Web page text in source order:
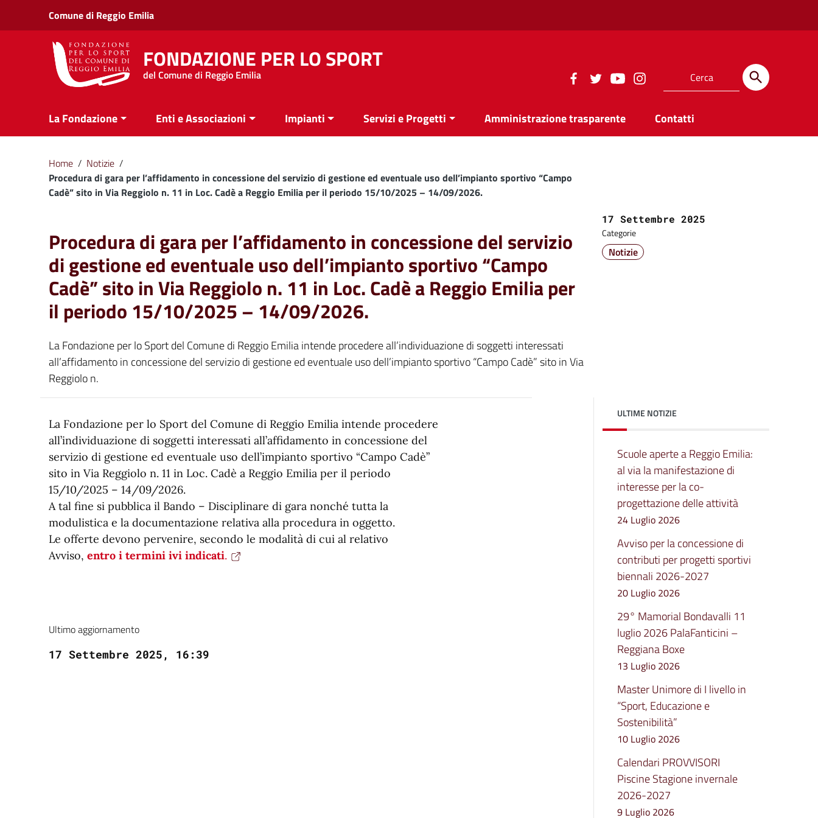
Vai ai contenuti
Vai al menu di navigazione
Vai al footer
Comune di Reggio Emilia
FONDAZIONE PER LO SPORT
del Comune di Reggio Emilia
La Fondazione Enti e Associazioni Impianti Servizi e Progetti Amministrazione trasparente Contatti
Home / Notizie /
Procedura di gara per l’affidamento in concessione del servizio di gestione ed eventuale uso dell’impianto sportivo “Campo
Cadè” sito in Via Reggiolo n. 11 in Loc. Cadè a Reggio Emilia per il periodo 15/10/2025 – 14/09/2026.
Procedura di gara per l’affidamento in concessione del servizio
di gestione ed eventuale uso dell’impianto sportivo “Campo
Cadè” sito in Via Reggiolo n. 11 in Loc. Cadè a Reggio Emilia per
il periodo 15/10/2025 – 14/09/2026.
La Fondazione per lo Sport del Comune di Reggio Emilia intende procedere all’individuazione di soggetti interessati
all’affidamento in concessione del servizio di gestione ed eventuale uso dell’impianto sportivo “Campo Cadè” sito in Via
Reggiolo n.
Data:
17 Settembre 2025
Categorie
Notizie
La Fondazione per lo Sport del Comune di Reggio Emilia intende procedere
all’individuazione di soggetti interessati all’affidamento in concessione del
servizio di gestione ed eventuale uso dell’impianto sportivo “Campo Cadè”
sito in Via Reggiolo n. 11 in Loc. Cadè a Reggio Emilia per il periodo
15/10/2025 – 14/09/2026.
A tal fine si pubblica il Bando – Disciplinare di gara nonché tutta la
modulistica e la documentazione relativa alla procedura in oggetto.
Le offerte devono pervenire, secondo le modalità di cui al relativo
Avviso, entro i termini ivi indicati.
Ultimo aggiornamento
17 Settembre 2025, 16:39
ULTIME NOTIZIE
Scuole aperte a Reggio Emilia:
al via la manifestazione di
interesse per la co-
progettazione delle attività
24 Luglio 2026
Avviso per la concessione di
contributi per progetti sportivi
biennali 2026-2027
20 Luglio 2026
29° Mamorial Bondavalli 11
luglio 2026 PalaFanticini –
Reggiana Boxe
13 Luglio 2026
Master Unimore di I livello in
“Sport, Educazione e
Sostenibilità”
10 Luglio 2026
Calendari PROVVISORI
Piscine Stagione invernale
2026-2027
9 Luglio 2026